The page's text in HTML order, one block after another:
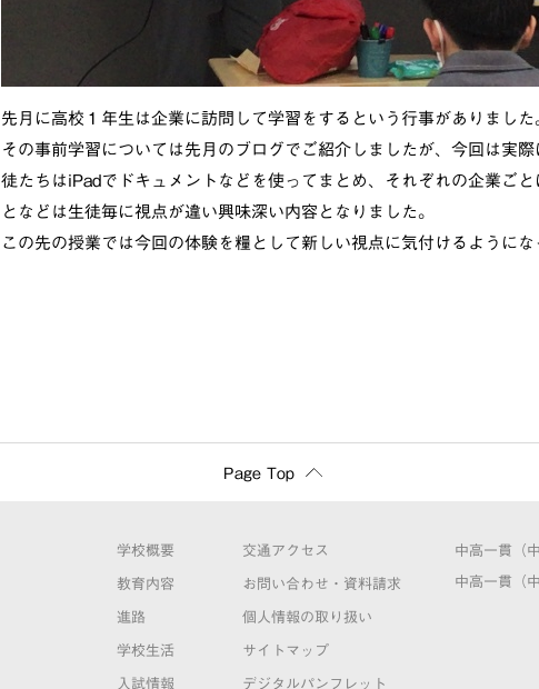
先月に高校１年生は企業に訪問して学習をするという行事がありました
その事前学習については先月のブログでご紹介しましたが、今回は実
徒たちはiPadでドキュメントなどを使ってまとめ、それぞれの企業ご
となどは生徒毎に視点が違い興味深い内容となりました。
この先の授業では今回の体験を糧として新しい視点に気付けるようにな
Page Top
学校概要
教育内容
進路
学校生活
入試情報
交通アクセス
お問い合わせ・資料請求
個人情報の取り扱い
サイトマップ
デジタルパンフレット
中高一貫（
中高一貫（